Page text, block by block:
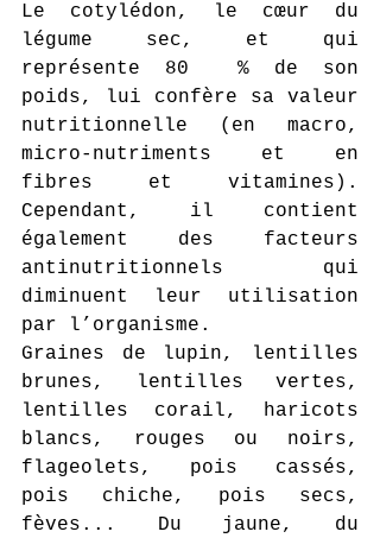
Le cotylédon, le cœur du
légume sec, et qui
représente 80  % de son
poids, lui confère sa valeur
nutritionnelle (en macro,
micro-nutriments et en
fibres et vitamines).
Cependant, il contient
également des facteurs
antinutritionnels qui
diminuent leur utilisation
par l’organisme.
Graines de lupin, lentilles
brunes, lentilles vertes,
lentilles corail, haricots
blancs, rouges ou noirs,
flageolets, pois cassés,
pois chiche, pois secs,
fèves... Du jaune, du